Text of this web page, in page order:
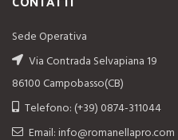
Sede Operativa
Via Contrada Selvapiana 19
86100 Campobasso(CB)
Telefono: (+39) 0874-311044
Email: info@romanellapro.com